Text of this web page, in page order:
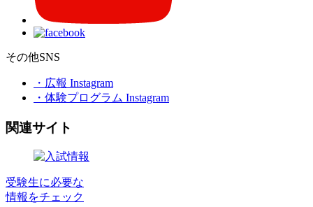
その他SNS
・広報 Instagram
・体験プログラム Instagram
関連サイト
受験生に必要な
情報をチェック